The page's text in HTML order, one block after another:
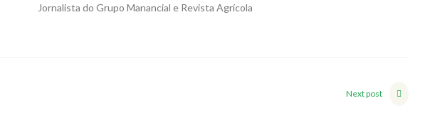
Jornalista do Grupo Manancial e Revista Agrícola
Next post